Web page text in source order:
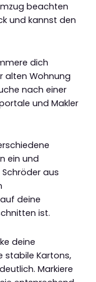
beachten
und kannst den
dich
alten Wohnung
nach einer
und Makler
ein und
aus
deine
ist.
deine
stabile Kartons,
Markiere